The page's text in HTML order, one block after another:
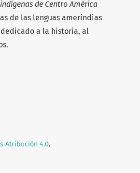
de Centro América
de las lenguas amerindias
a la historia, al
Atribución 4.0.